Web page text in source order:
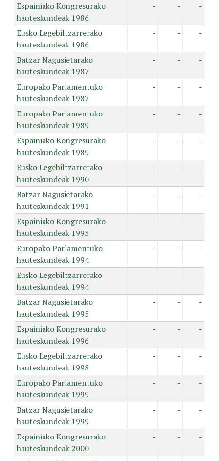
Espainiako Kongresurako
hauteskundeak 1986
- - -
Eusko Legebiltzarrerako
hauteskundeak 1986
- - -
Batzar Nagusietarako
hauteskundeak 1987
- - -
Europako Parlamentuko
hauteskundeak 1987
- - -
Europako Parlamentuko
hauteskundeak 1989
- - -
Espainiako Kongresurako
hauteskundeak 1989
- - -
Eusko Legebiltzarrerako
hauteskundeak 1990
- - -
Batzar Nagusietarako
hauteskundeak 1991
- - -
Espainiako Kongresurako
hauteskundeak 1993
- - -
Europako Parlamentuko
hauteskundeak 1994
- - -
Eusko Legebiltzarrerako
hauteskundeak 1994
- - -
Batzar Nagusietarako
hauteskundeak 1995
- - -
Espainiako Kongresurako
hauteskundeak 1996
- - -
Eusko Legebiltzarrerako
hauteskundeak 1998
- - -
Europako Parlamentuko
hauteskundeak 1999
- - -
Batzar Nagusietarako
hauteskundeak 1999
- - -
Espainiako Kongresurako
hauteskundeak 2000
- - -